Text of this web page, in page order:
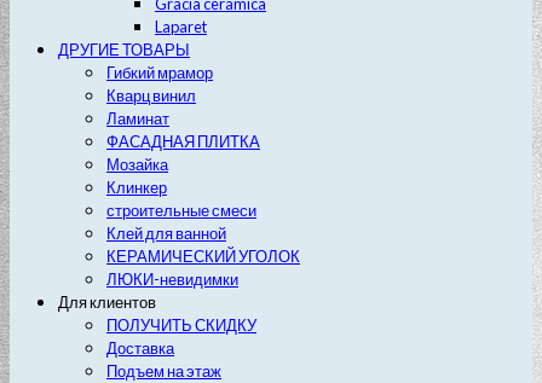
Laparet
ДРУГИЕ ТОВАРЫ
Гибкий мрамор
Кварц винил
Ламинат
ФАСАДНАЯ ПЛИТКА
Мозайка
Клинкер
строительные смеси
Клей для ванной
КЕРАМИЧЕСКИЙ УГОЛОК
ЛЮКИ-невидимки
Для клиентов
ПОЛУЧИТЬ СКИДКУ
Доставка
Подъем на этаж